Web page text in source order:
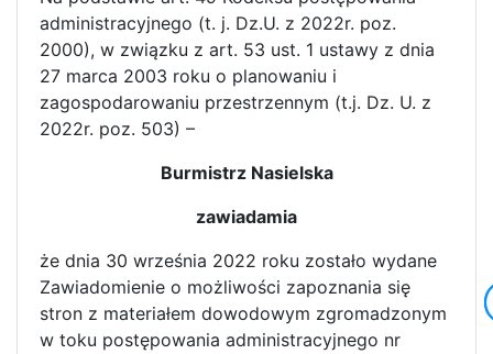
administracyjnego (t. j. Dz.U. z 2022r. poz.
2000), w związku z art. 53 ust. 1 ustawy z dnia
27 marca 2003 roku o planowaniu i
zagospodarowaniu przestrzennym (t.j. Dz. U. z
2022r. poz. 503) –
Burmistrz Nasielska
zawiadamia
że dnia 30 września 2022 roku zostało wydane
Zawiadomienie o możliwości zapoznania się
stron z materiałem dowodowym zgromadzonym
w toku postępowania administracyjnego nr